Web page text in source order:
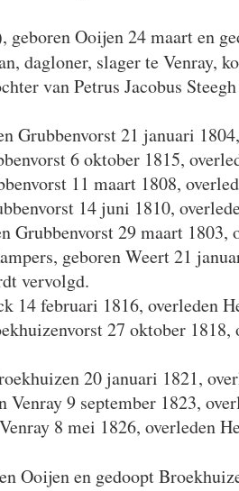
geboren Ooijen 24 maart en
dagloner, slager te Venray,
van Petrus Jacobus
Grubbenvorst 21 januari
6 oktober 1815,
11 maart 1808,
14 juni 1810,
Grubbenvorst 29 maart
geboren Weert 21
vervolgd.
14 februari 1816, overleden
27 oktober
20 januari 1821,
9 september 1823,
8 mei 1826, overleden
Ooijen en gedoopt